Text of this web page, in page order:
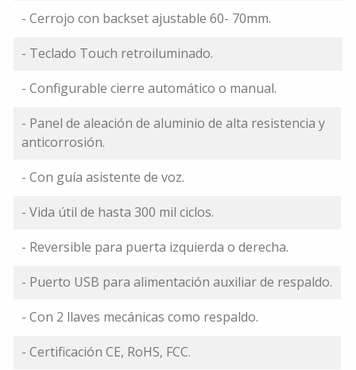
- Cerrojo con backset ajustable 60- 70mm.
- Teclado Touch retroiluminado.
- Configurable cierre automático o manual.
- Panel de aleación de aluminio de alta resistencia y
anticorrosión.
- Con guía asistente de voz.
- Vida útil de hasta 300 mil ciclos.
- Reversible para puerta izquierda o derecha.
- Puerto USB para alimentación auxiliar de respaldo.
- Con 2 llaves mecánicas como respaldo.
- Certificación CE, RoHS, FCC.